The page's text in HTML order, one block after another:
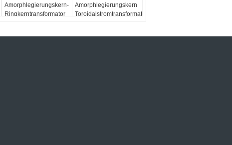
Amorphlegierungskern-
Ringkerntransformator
für Inverter-
Amorphlegierungskern
Toroidalstromtransformator
für Inverter-